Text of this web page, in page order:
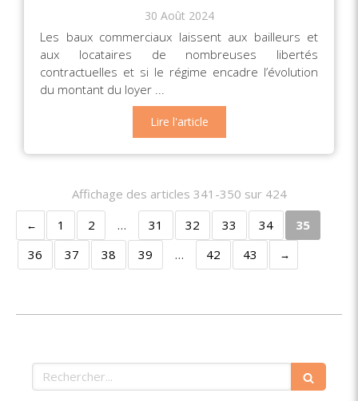
30 Août 2024
Les baux commerciaux laissent aux bailleurs et
aux locataires de nombreuses libertés
contractuelles et si le régime encadre l’évolution
du montant du loyer ...
Lire l'article
Affichage des articles 341-350 sur 424
1
2 … 31 32 33 34
35
36
37 38 39 … 42 43
Rechercher